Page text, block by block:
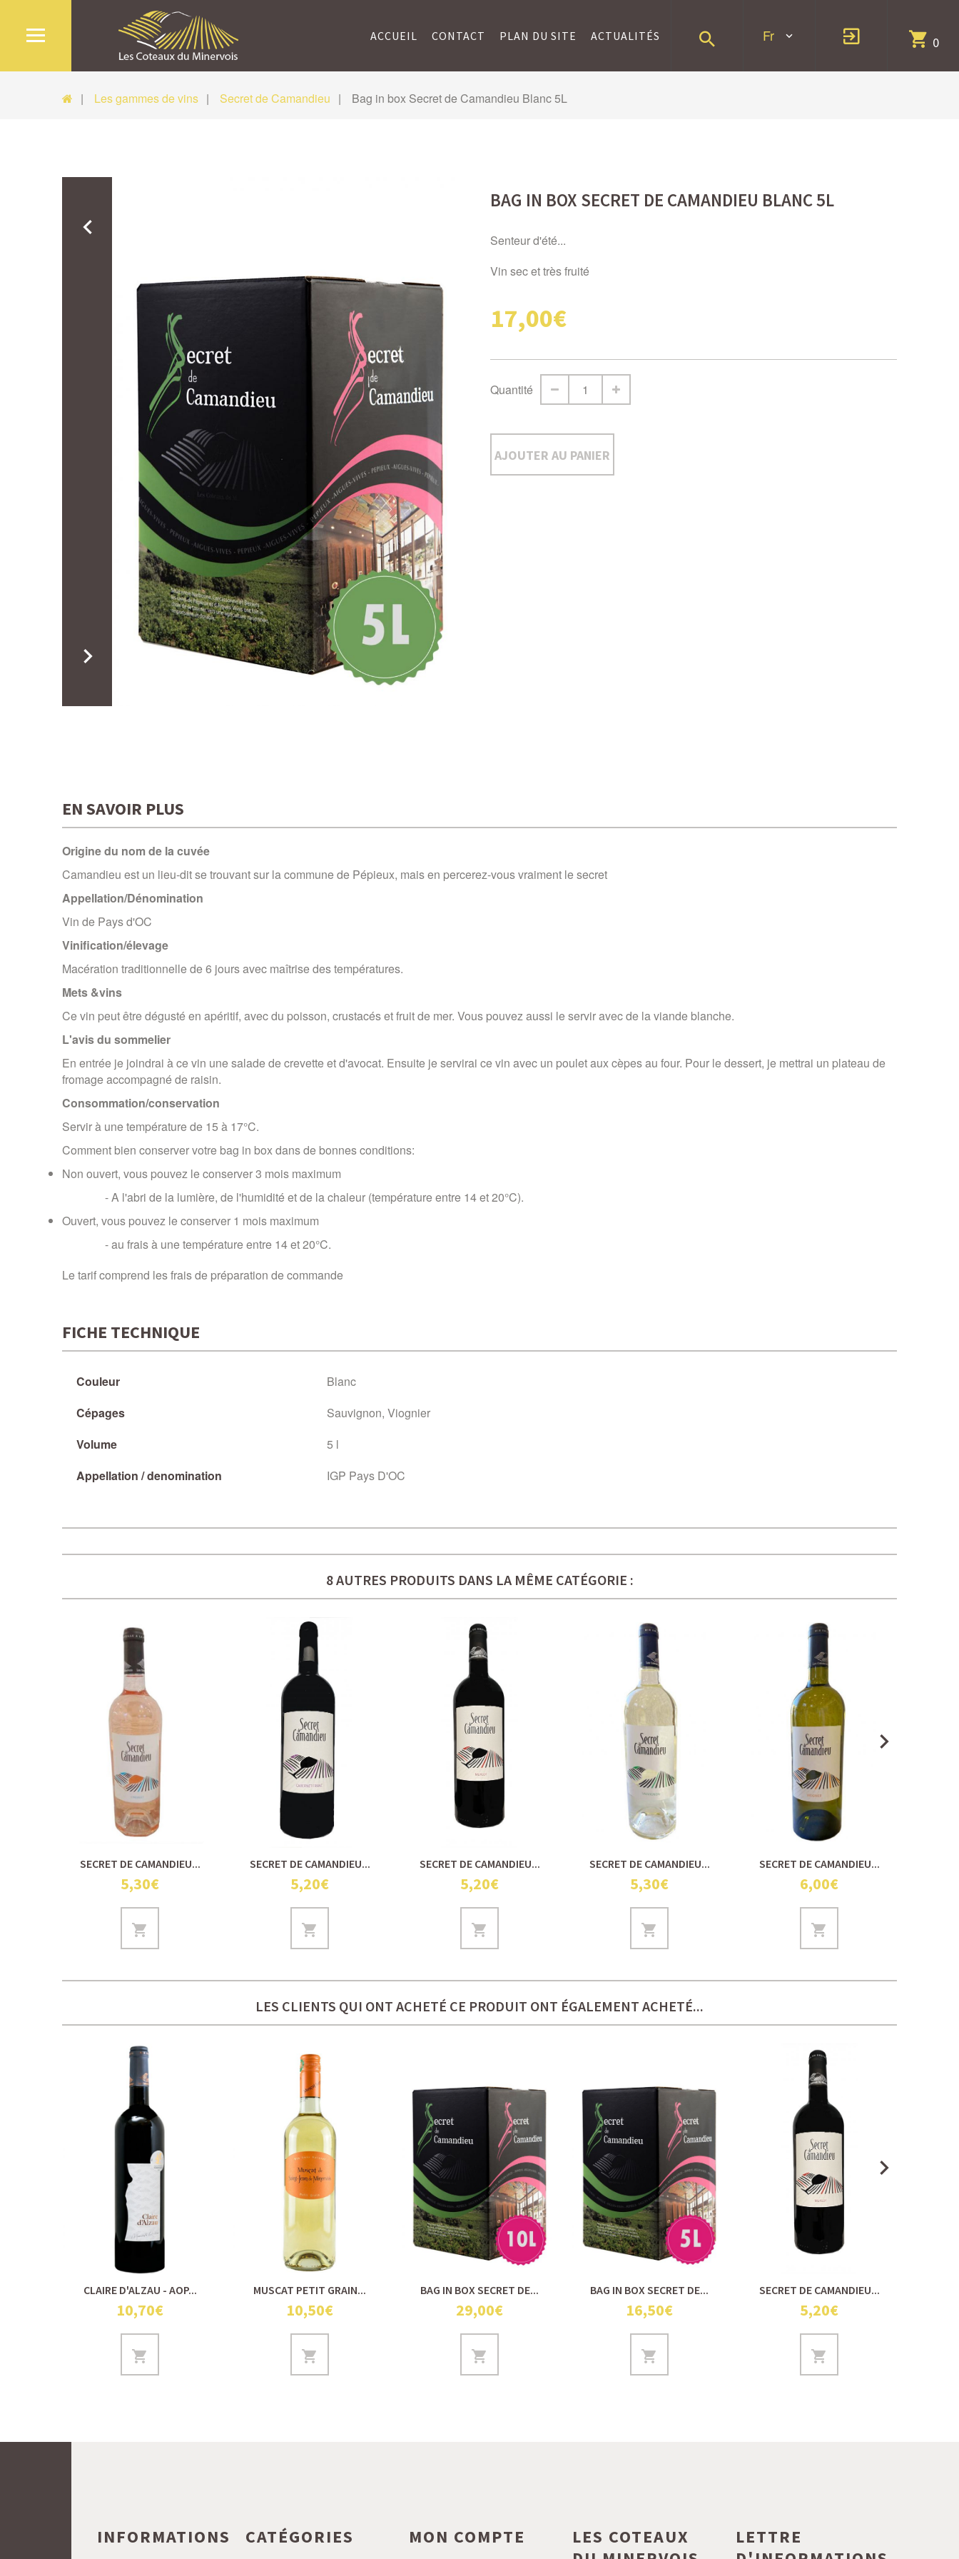
0
Fr
ACCUEIL CONTACT PLAN DU SITE ACTUALITÉS
Les gammes de vins Secret de Camandieu Bag in box Secret de Camandieu Blanc 5L
BAG IN BOX SECRET DE CAMANDIEU BLANC 5L
Senteur d'été...
Vin sec et très fruité
17,00€
Quantité
AJOUTER AU PANIER
EN SAVOIR PLUS
Origine du nom de la cuvée
Camandieu est un lieu-dit se trouvant sur la commune de Pépieux, mais en percerez-vous vraiment le secret
Appellation/Dénomination
Vin de Pays d'OC
Vinification/élevage
Macération traditionnelle de 6 jours avec maîtrise des températures.
Mets &vins
Ce vin peut être dégusté en apéritif, avec du poisson, crustacés et fruit de mer. Vous pouvez aussi le servir avec de la viande blanche.
L'avis du sommelier
En entrée je joindrai à ce vin une salade de crevette et d'avocat. Ensuite je servirai ce vin avec un poulet aux cèpes au four. Pour le dessert, je mettrai un plateau de
fromage accompagné de raisin.
Consommation/conservation
Servir à une température de 15 à 17°C.
Comment bien conserver votre bag in box dans de bonnes conditions:
Non ouvert, vous pouvez le conserver 3 mois maximum
- A l'abri de la lumière, de l'humidité et de la chaleur (température entre 14 et 20°C).
Ouvert, vous pouvez le conserver 1 mois maximum
- au frais à une température entre 14 et 20°C.
Le tarif comprend les frais de préparation de commande
FICHE TECHNIQUE
Couleur
Blanc
Cépages
Sauvignon, Viognier
Volume
5 l
Appellation / denomination
IGP Pays D'OC
8 AUTRES PRODUITS DANS LA MÊME CATÉGORIE :
SECRET DE CAMANDIEU...
5,30€
SECRET DE CAMANDIEU...
5,20€
SECRET DE CAMANDIEU...
5,20€
SECRET DE CAMANDIEU...
5,30€
SECRET DE CAMANDIEU...
6,00€
LES CLIENTS QUI ONT ACHETÉ CE PRODUIT ONT ÉGALEMENT ACHETÉ...
CLAIRE D'ALZAU - AOP...
10,70€
MUSCAT PETIT GRAIN...
10,50€
BAG IN BOX SECRET DE...
29,00€
BAG IN BOX SECRET DE...
16,50€
SECRET DE CAMANDIEU...
5,20€
INFORMATIONS CATÉGORIES MON COMPTE
LES COTEAUX
LETTRE